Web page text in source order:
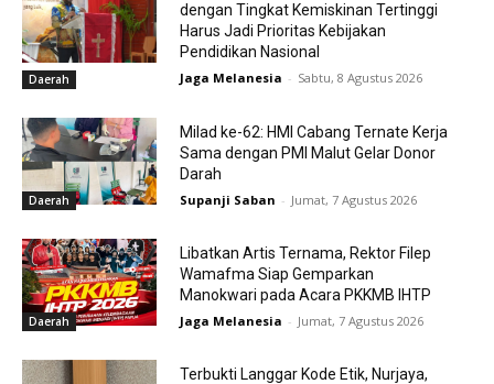
Daerah
dengan Tingkat Kemiskinan Tertinggi
Harus Jadi Prioritas Kebijakan
Pendidikan Nasional
Jaga Melanesia - Sabtu, 8 Agustus 2026
Daerah
Milad ke-62: HMI Cabang Ternate Kerja
Sama dengan PMI Malut Gelar Donor
Darah
Supanji Saban - Jumat, 7 Agustus 2026
Daerah
Libatkan Artis Ternama, Rektor Filep
Wamafma Siap Gemparkan
Manokwari pada Acara PKKMB IHTP
Jaga Melanesia - Jumat, 7 Agustus 2026
Terbukti Langgar Kode Etik, Nurjaya,